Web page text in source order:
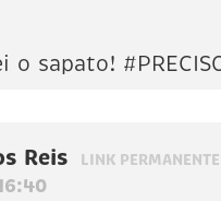
o sapato!
Reis LINK PERMANENTE